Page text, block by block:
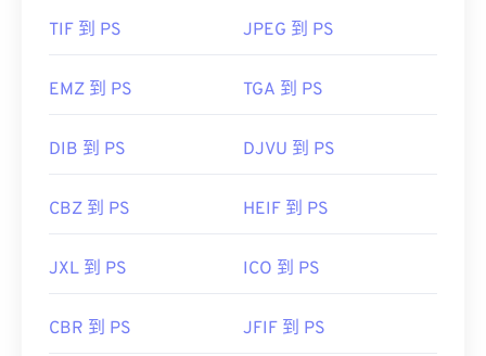
TIF 到 PS JPEG 到 PS
EMZ 到 PS TGA 到 PS
DIB 到 PS DJVU 到 PS
CBZ 到 PS HEIF 到 PS
JXL 到 PS ICO 到 PS
CBR 到 PS JFIF 到 PS